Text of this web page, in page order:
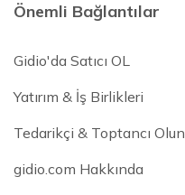
Önemli Bağlantılar
Gidio'da Satıcı OL
Yatırım & İş Birlikleri
Tedarikçi & Toptancı Olun
gidio.com Hakkında